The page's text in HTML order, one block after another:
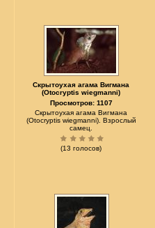
Скрытоухая агама Вигмана
(Otocryptis wiegmanni)
Просмотров: 1107
Скрытоухая агама Вигмана
(Otocryptis wiegmanni). Взрослый
самец.
(13 голосов)